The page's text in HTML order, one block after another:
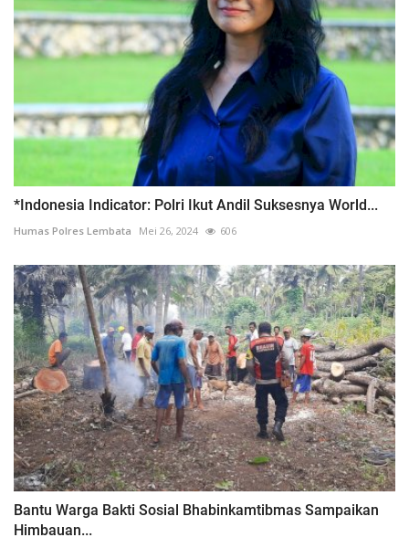
*Indonesia Indicator: Polri Ikut Andil Suksesnya World...
Humas Polres Lembata Mei 26, 2024 606
Bantu Warga Bakti Sosial Bhabinkamtibmas Sampaikan
Himbauan...